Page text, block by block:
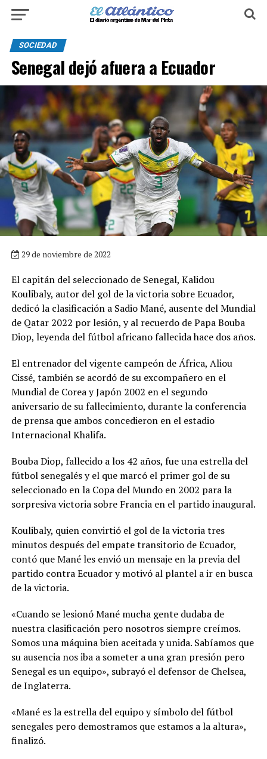
SOCIEDAD
Senegal dejó afuera a Ecuador
29 de noviembre de 2022
El capitán del seleccionado de Senegal, Kalidou
Koulibaly, autor del gol de la victoria sobre Ecuador,
dedicó la clasificación a Sadio Mané, ausente del Mundial
de Qatar 2022 por lesión, y al recuerdo de Papa Bouba
Diop, leyenda del fútbol africano fallecida hace dos años.
El entrenador del vigente campeón de África, Aliou
Cissé, también se acordó de su excompañero en el
Mundial de Corea y Japón 2002 en el segundo
aniversario de su fallecimiento, durante la conferencia
de prensa que ambos concedieron en el estadio
Internacional Khalifa.
Bouba Diop, fallecido a los 42 años, fue una estrella del
fútbol senegalés y el que marcó el primer gol de su
seleccionado en la Copa del Mundo en 2002 para la
sorpresiva victoria sobre Francia en el partido inaugural.
Koulibaly, quien convirtió el gol de la victoria tres
minutos después del empate transitorio de Ecuador,
contó que Mané les envió un mensaje en la previa del
partido contra Ecuador y motivó al plantel a ir en busca
de la victoria.
«Cuando se lesionó Mané mucha gente dudaba de
nuestra clasificación pero nosotros siempre creímos.
Somos una máquina bien aceitada y unida. Sabíamos que
su ausencia nos iba a someter a una gran presión pero
Senegal es un equipo», subrayó el defensor de Chelsea,
de Inglaterra.
«Mané es la estrella del equipo y símbolo del fútbol
senegales pero demostramos que estamos a la altura»,
finalizó.